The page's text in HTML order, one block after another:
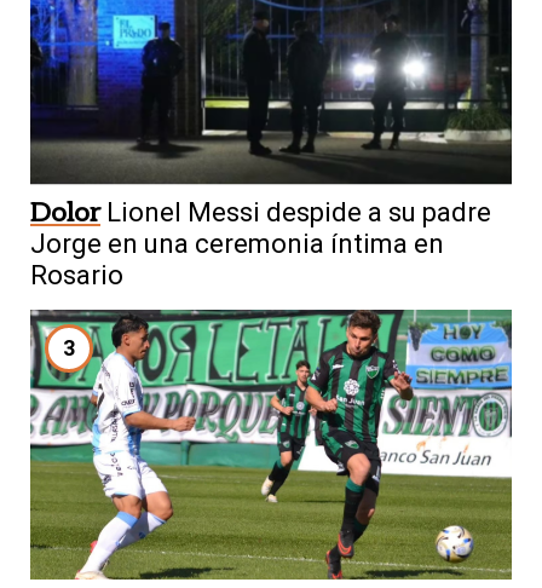
Dolor Lionel Messi despide a su padre
Jorge en una ceremonia íntima en
Rosario
3